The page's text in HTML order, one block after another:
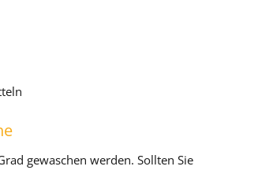
gewaschen werden. Sollten Sie